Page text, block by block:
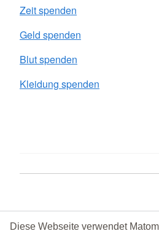
Diese Webseite verwendet
Zeit spenden
Geld spenden
Blut spenden
Kleidung spenden